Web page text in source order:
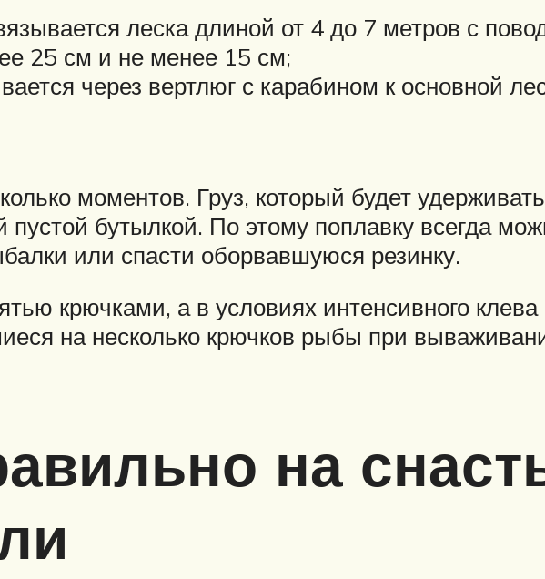
леска длиной от 4 до 7 метров с
25 см и не менее 15 см;
через вертлюг с карабином к основной
моментов. Груз, который будет
бутылкой. По этому поплавку всегда
или спасти оборвавшуюся резинку.
крючками, а в условиях интенсивного
на несколько крючков рыбы при
на